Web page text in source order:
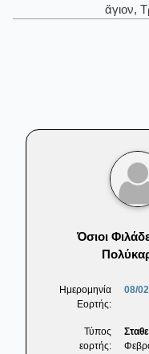
ἅγιον,
Όσιοι
Ημερομηνία
Εορτής:
08/
Τύπος
εορτής: